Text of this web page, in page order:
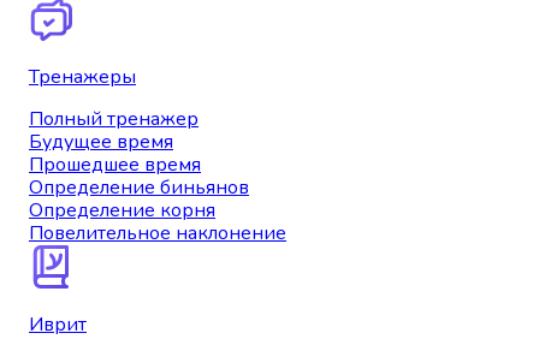
Тренажеры
Полный тренажер
Будущее время
Прошедшее время
Определение биньянов
Определение корня
Повелительное наклонение
Иврит